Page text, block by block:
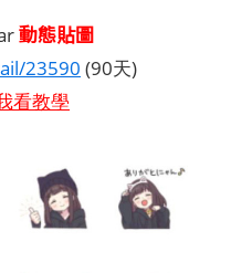
動態貼圖
23590 (90天)
看教學